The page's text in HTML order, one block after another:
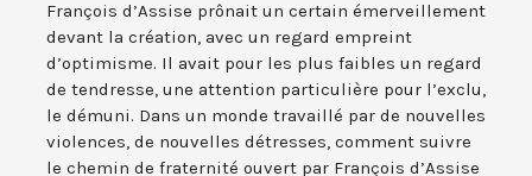
François d’Assise prônait un certain émerveillement
devant la création, avec un regard empreint
d’optimisme. Il avait pour les plus faibles un regard
de tendresse, une attention particulière pour l’exclu,
le démuni. Dans un monde travaillé par de nouvelles
violences, de nouvelles détresses, comment suivre
le chemin de fraternité ouvert par François d’Assise